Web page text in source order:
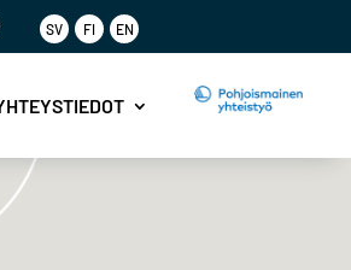
SV FI EN